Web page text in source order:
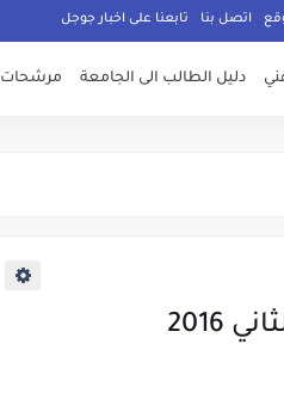
اتصل بنا تابعنا على اخبار جوجل
دليل الطالب الى الجامعة مرشحات 2022